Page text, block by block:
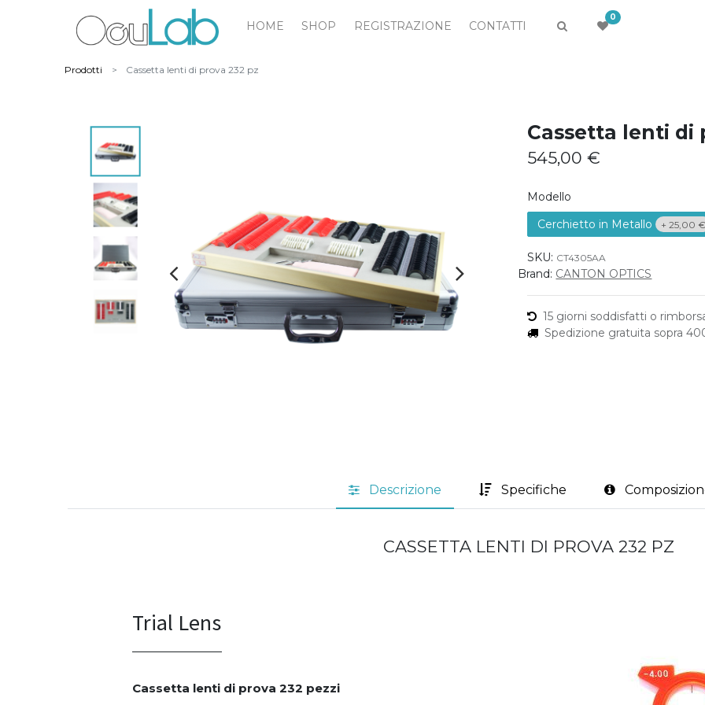
HOME SHOP REGISTRAZIONE CONTATTI
0
Prodotti Cassetta lenti di prova 232 pz
Cassetta lenti di
545,00 €
Modello
Cerchietto in Metallo
+ 25,00 €
SKU: CT4305AA
Brand: CANTON OPTICS
15 giorni soddisfatti o
Spedizione gratuita sopra
Descrizione Specifiche
CASSETTA LENTI DI PROVA 232 PZ
Trial Lens
Cassetta lenti di prova 232 pezzi